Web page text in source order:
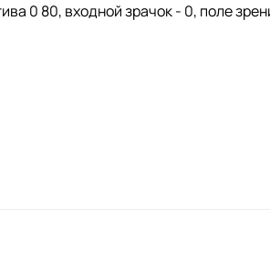
0 80, входной зрачок - 0, поле